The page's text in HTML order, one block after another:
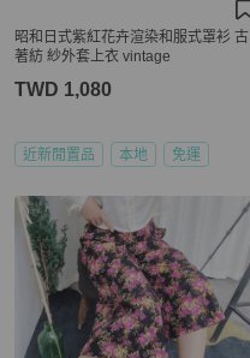
昭和日式紫紅花卉渲染和服式罩衫 古
著紡 紗外套上衣 vintage
TWD 1,080
近新閒置品 本地 免運